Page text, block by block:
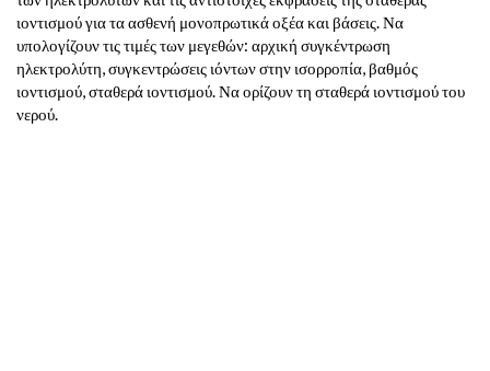
ιοντισμού για τα ασθενή μονοπρωτικά οξέα και βάσεις. Να
υπολογίζουν τις τιμές των μεγεθών: αρχική συγκέντρωση
ηλεκτρολύτη, συγκεντρώσεις ιόντων στην ισορροπία, βαθμός
ιοντισμού, σταθερά ιοντισμού. Να ορίζουν τη σταθερά ιοντισμού του
νερού.